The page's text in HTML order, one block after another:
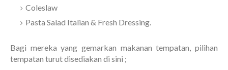
Coleslaw
Pasta Salad Italian & Fresh Dressing.
Bagi mereka yang gemarkan makanan tempatan, pilihan
tempatan turut disediakan di sini ;